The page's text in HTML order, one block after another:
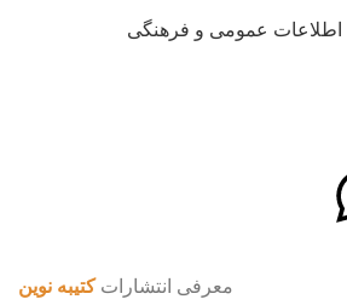
عمومی و فرهنگی
معرفی انتشاراتکتیبه نوین